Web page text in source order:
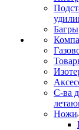
Багры
С-ва
Ножи